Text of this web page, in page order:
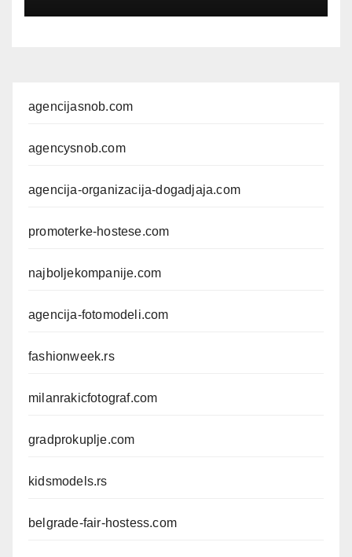
FOTOMODELA
agencijasnob.com
agencysnob.com
agencija-organizacija-dogadjaja.com
promoterke-hostese.com
najboljekompanije.com
agencija-fotomodeli.com
fashionweek.rs
milanrakicfotograf.com
gradprokuplje.com
kidsmodels.rs
belgrade-fair-hostess.com